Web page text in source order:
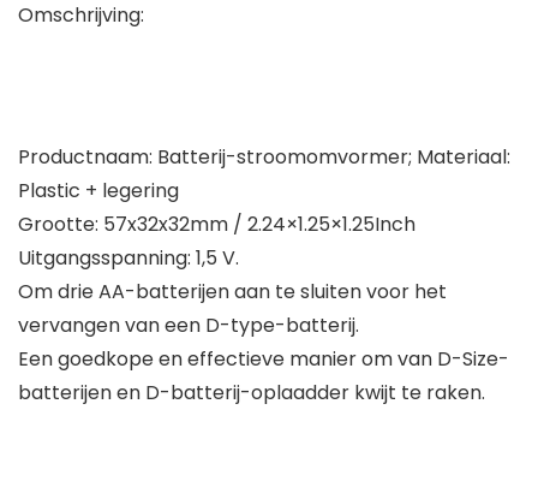
Omschrijving:
Productnaam: Batterij-stroomomvormer; Materiaal:
Plastic + legering
Grootte: 57x32x32mm / 2.24×1.25×1.25Inch
Uitgangsspanning: 1,5 V.
Om drie AA-batterijen aan te sluiten voor het
vervangen van een D-type-batterij.
Een goedkope en effectieve manier om van D-Size-
batterijen en D-batterij-oplaadder kwijt te raken.